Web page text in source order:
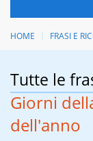
HOME FRASI E
Tutte le
Giorni
dell'anno